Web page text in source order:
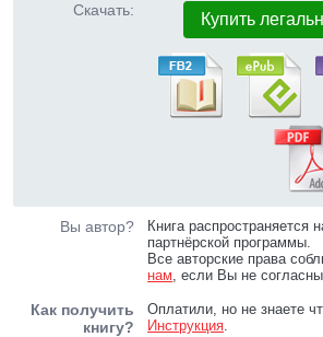
Скачать: Купить
Вы автор?
Книга распространяется
партнёрской программы.
Все авторские права
нам, если Вы не
Как получить
книгу?
Оплатили, но не знаете
Инструкция.